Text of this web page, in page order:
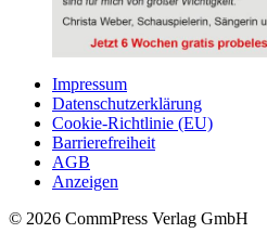
Impressum
Datenschutzerklärung
Cookie-Richtlinie (EU)
Barrierefreiheit
AGB
Anzeigen
© 2026 CommPress Verlag GmbH